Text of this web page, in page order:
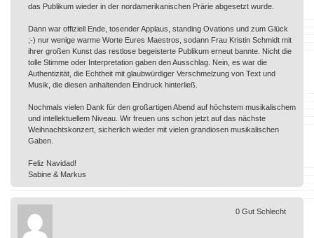
das Publikum wieder in der nordamerikanischen Prärie abgesetzt wurde.
Dann war offiziell Ende, tosender Applaus, standing Ovations und zum Glück
;-) nur wenige warme Worte Eures Maestros, sodann Frau Kristin Schmidt mit
ihrer großen Kunst das restlose begeisterte Publikum erneut bannte. Nicht die
tolle Stimme oder Interpretation gaben den Ausschlag. Nein, es war die
Authentizität, die Echtheit mit glaubwürdiger Verschmelzung von Text und
Musik, die diesen anhaltenden Eindruck hinterließ.
Nochmals vielen Dank für den großartigen Abend auf höchstem musikalischem
und intellektuellem Niveau. Wir freuen uns schon jetzt auf das nächste
Weihnachtskonzert, sicherlich wieder mit vielen grandiosen musikalischen
Gaben.
Feliz Navidad!
Sabine & Markus
0 Gut Schlecht